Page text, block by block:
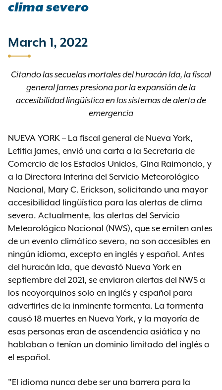
clima severo
March 1, 2022
Citando las secuelas mortales del huracán Ida, la fiscal
general James presiona porla expansión de la
accesibilidad lingüística en los sistemas de alerta de
emergencia
NUEVA YORK – La fiscal general de Nueva York,
Letitia James, envió una carta a la Secretaria de
Comercio de los Estados Unidos, Gina Raimondo, y
a la Directora Interina del Servicio Meteorológico
Nacional, Mary C. Erickson, solicitando una mayor
accesibilidad lingüística para las alertas de clima
severo. Actualmente, las alertas del Servicio
Meteorológico Nacional (NWS), que se emiten antes
de un evento climático severo, no son accesibles en
ningún idioma, excepto en inglés y español. Antes
del huracán Ida, que devastó Nueva York en
septiembre del 2021, se enviaron alertas del NWS a
los neoyorquinos solo en inglés y español para
advertirles de la inminente tormenta. La tormenta
causó 18 muertes en Nueva York, y la mayoría de
esas personas eran de ascendencia asiática y no
hablaban o tenían un dominio limitado del inglés o
el español.
"El idioma nunca debe ser una barrera para la